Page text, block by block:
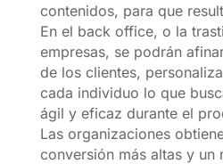
contenidos, para que
En el back office, o la
empresas, se podrán
de los clientes,
cada individuo lo que
ágil y eficaz durante el
Las organizaciones
conversión más altas y un